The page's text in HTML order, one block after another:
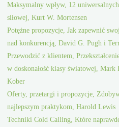
Maksymalny wpływ, 12
siłowej, Kurt W. Mortensen
Potężne propozycje, Jak zapewnić
nad konkurencją, David G. Pugh i
Przewodzić z klientem,
w doskonałość klasy światowej, Mark
Kober
Oferty, przetargi i propozycje,
najlepszym praktykom, Harold Lewis
Techniki Cold Calling, Które